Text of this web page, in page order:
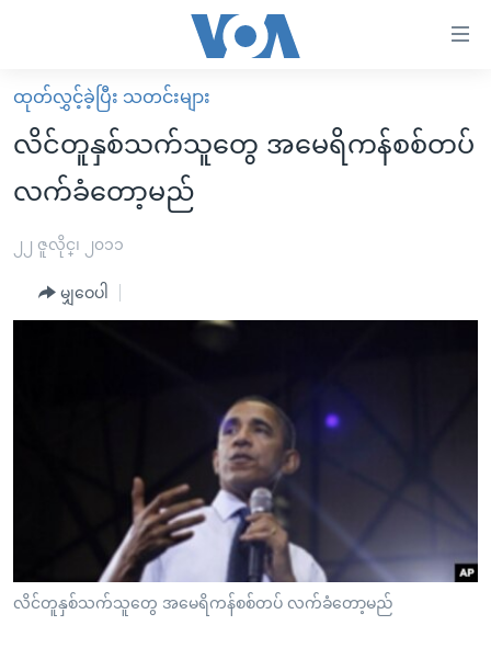
လွယ်ကူ
စေ
များ
အကြောင်းအရာ
သို့
မူလစာမျက်နှာ
မြန်မာ
ကမ္ဘာ့သတင်းများ
နိုင်ငံတကာ
ဗွီဒီယို
ရပ်ဝန်းတခု လမ်းတခု အလွန်
သုတပဒေသာ အင်္ဂလိပ်စာ
ရေဒီယိုနှင့်ရုပ်သံ အချက်အလက်များ
Learning English
ဗွီအိုအေ လူမှုကွန်ယက်များ
ထုတ်လွှင့်ခဲ့ပြီး သတင်းများ
လိင်တူနှစ်သက်သူတွေ အမေရိကန်စစ်တပ်
လက်ခံတော့မည်
၂၂ ဇူလိုင္၊ ၂၀၁၁
မျှဝေပါ
လိင်တူနှစ်သက်သူတွေ အမေရိကန်စစ်တပ် လက်ခံတော့မည်